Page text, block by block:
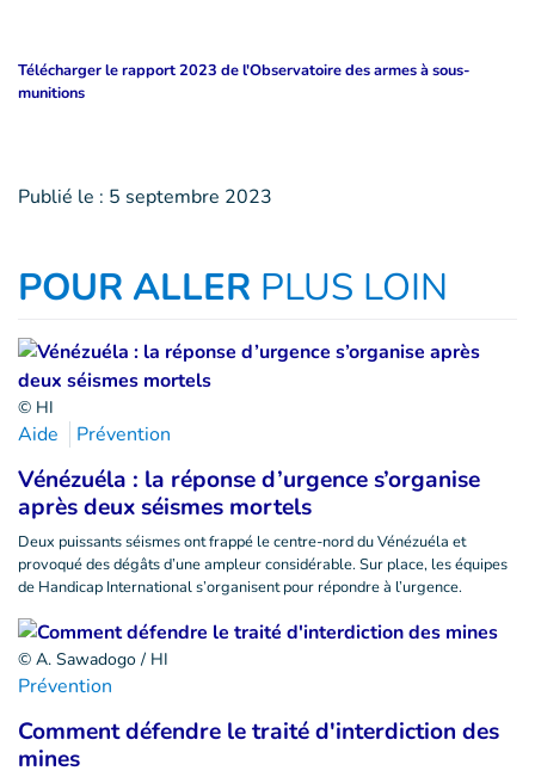
Télécharger le rapport 2023 de l'Observatoire des armes à sous-
munitions
Publié le : 5 septembre 2023
POUR ALLER PLUS LOIN
© HI
Aide Prévention
Vénézuéla : la réponse d’urgence s’organise
après deux séismes mortels
Deux puissants séismes ont frappé le centre-nord du Vénézuéla et
provoqué des dégâts d’une ampleur considérable. Sur place, les équipes
de Handicap International s’organisent pour répondre à l’urgence.
© A. Sawadogo / HI
Prévention
Comment défendre le traité d'interdiction des
mines